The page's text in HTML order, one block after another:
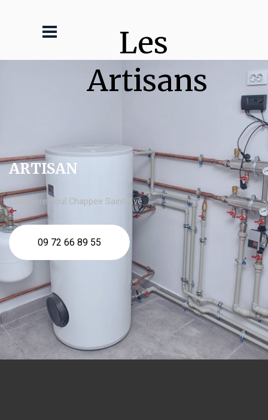
Les
Artisans
ARTISAN
chaudière fioul Chappee Saint Avé
09 72 66 89 55